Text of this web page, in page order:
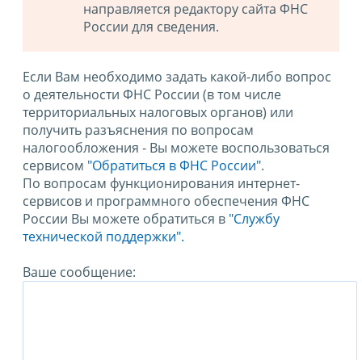
направляется редактору сайта ФНС
России для сведения.
Если Вам необходимо задать какой-либо вопрос
о деятельности ФНС России (в том числе
территориальных налоговых органов) или
получить разъяснения по вопросам
налогообложения - Вы можете воспользоваться
сервисом "Обратиться в ФНС России".
По вопросам функционирования интернет-
сервисов и программного обеспечения ФНС
России Вы можете обратиться в "Службу
технической поддержки".
Ваше сообщение: